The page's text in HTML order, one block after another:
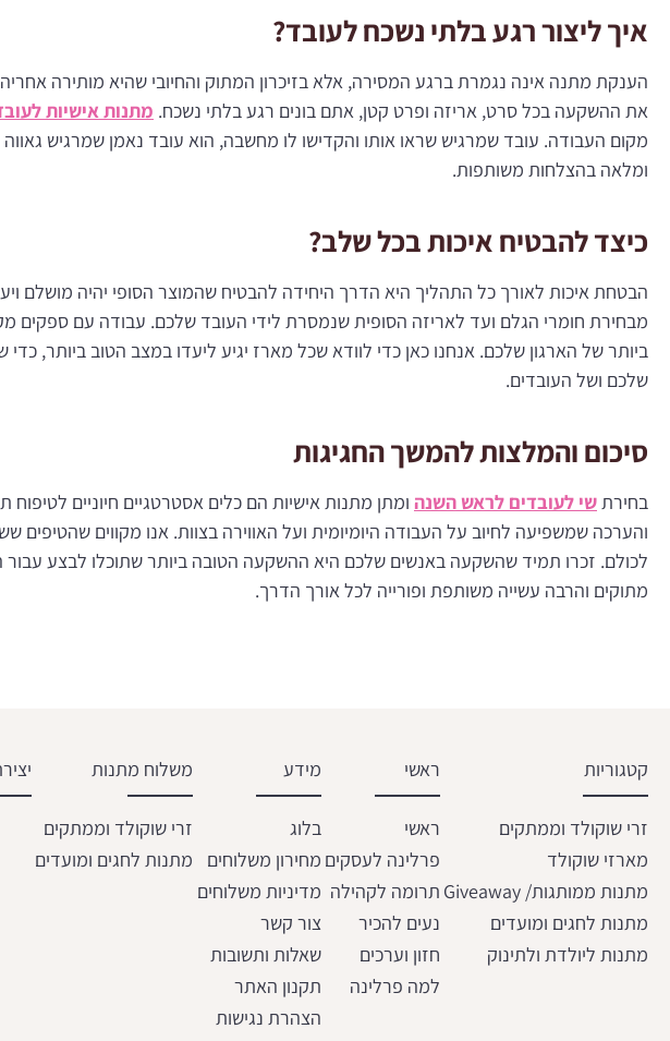
איך ליצור רגע בלתי נשכח לעובד?
הענקת מתנה אינה נגמרת ברגע המסירה, אלא בזיכרון המתוק והחיובי שהיא מותירה
את ההשקעה בכל סרט, אריזה ופרט קטן, אתם בונים רגע בלתי נשכח. מתנות אישיות
מקום העבודה. עובד שמרגיש שראו אותו והקדישו לו מחשבה, הוא עובד נאמן שמרגיש
ומלאה בהצלחות משותפות.
כיצד להבטיח איכות בכל שלב?
הבטחת איכות לאורך כל התהליך היא הדרך היחידה להבטיח שהמוצר הסופי יהיה מושלם
מבחירת חומרי הגלם ועד לאריזה הסופית שנמסרת לידי העובד שלכם. עבודה עם
ביותר של הארגון שלכם. אנחנו כאן כדי לוודא שכל מארז יגיע ליעדו במצב הטוב ביותר,
שלכם ושל העובדים.
סיכום והמלצות להמשך החגיגות
בחירתשי לעובדים לראש השנה ומתן מתנות אישיות הם כלים אסטרטגיים חיוניים
והערכה שמשפיעה לחיוב על העבודה היומיומית ועל האווירה בצוות. אנו מקווים
לכולם. זכרו תמיד שהשקעה באנשים שלכם היא ההשקעה הטובה ביותר שתוכלו לבצע
מתוקים והרבה עשייה משותפת ופורייה לכל אורך הדרך.
קטגוריות
זרי שוקולד וממתקים
מארזי שוקולד
מתנות ממותגות/ Giveaway
מתנות לחגים ומועדים
מתנות ליולדת ולתינוק
ראשי
ראשי
פרלינה לעסקים
תרומה לקהילה
נעים להכיר
חזון וערכים
למה פרלינה
מידע
בלוג
מחירון משלוחים
מדיניות משלוחים
צור קשר
שאלות ותשובות
תקנון האתר
הצהרת נגישות
משלוח מתנות
זרי שוקולד וממתקים
מתנות לחגים ומועדים